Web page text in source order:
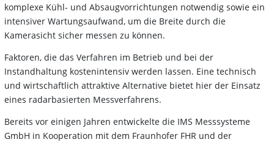
komplexe Kühl- und Absaugvorrichtungen notwendig sowie ein
intensiver Wartungsaufwand, um die Breite durch die
Kamerasicht sicher messen zu können.
Faktoren, die das Verfahren im Betrieb und bei der
Instandhaltung kostenintensiv werden lassen. Eine technisch
und wirtschaftlich attraktive Alternative bietet hier der Einsatz
eines radarbasierten Messverfahrens.
Bereits vor einigen Jahren entwickelte die IMS Messsysteme
GmbH in Kooperation mit dem Fraunhofer FHR und der